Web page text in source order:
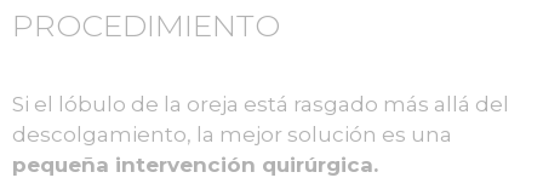
PROCEDIMIENTO
Si el lóbulo de la oreja está rasgado más allá del
descolgamiento, la mejor solución es una
pequeña intervención quirúrgica.